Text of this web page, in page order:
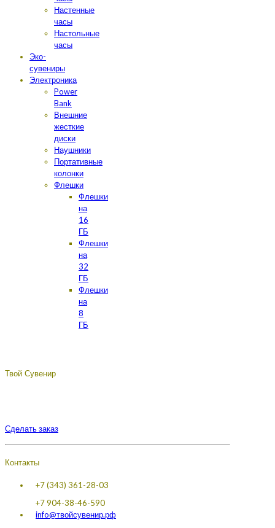
Настенные
часы
Настольные
часы
Эко-
сувениры
Электроника
Power
Bank
Внешние
жесткие
диски
Наушники
Портативные
колонки
Флешки
Флешки
на
16
ГБ
Флешки
на
32
ГБ
Флешки
на
8
ГБ
Твой Сувенир
Сделать заказ
Контакты
+7 (343) 361-28-03
+7 904-38-46-590
info@твойсувенир.рф